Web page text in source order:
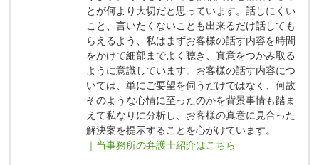
とが何より大切だと思っています。話しにくい
こと、言いたくないことも出来るだけ話しても
らえるよう、私はまずお客様の話す内容を時間
をかけて細部までよく聴き、真意をつかみ取る
ように意識しています。お客様の話す内容につ
いては、単にご要望を伺うだけではなく、何故
そのような心情に至ったのかを背景事情も踏ま
えて私なりに分析し、お客様の真意に見合った
解決案を提示することを心がけています。
｜当事務所の弁護士紹介はこちら